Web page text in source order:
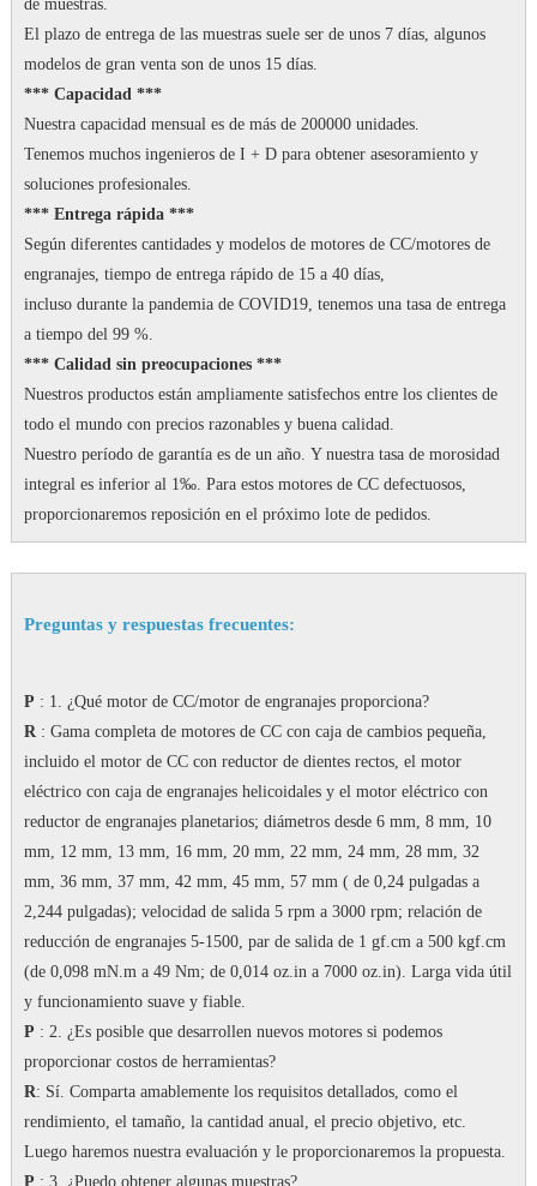
de muestras.
El plazo de entrega de las muestras suele ser de unos 7 días, algunos
modelos de gran venta son de unos 15 días.
*** Capacidad ***
Nuestra capacidad mensual es de más de 200000 unidades.
Tenemos muchos ingenieros de I + D para obtener asesoramiento y
soluciones profesionales.
*** Entrega rápida ***
Según diferentes cantidades y modelos de motores de CC/motores de
engranajes, tiempo de entrega rápido de 15 a 40 días,
incluso durante la pandemia de COVID19, tenemos una tasa de entrega
a tiempo del 99 %.
*** Calidad sin preocupaciones ***
Nuestros productos están ampliamente satisfechos entre los clientes de
todo el mundo con precios razonables y buena calidad.
Nuestro período de garantía es de un año. Y nuestra tasa de morosidad
integral es inferior al 1‰. Para estos motores de CC defectuosos,
proporcionaremos reposición en el próximo lote de pedidos.
Preguntas y respuestas frecuentes:
P : 1. ¿Qué motor de CC/motor de engranajes proporciona?
R: Gama completa de motores de CC con caja de cambios pequeña,
incluido el motor de CC con reductor de dientes rectos, el motor
eléctrico con caja de engranajes helicoidales y el motor eléctrico con
reductor de engranajes planetarios; diámetros desde 6 mm, 8 mm, 10
mm, 12 mm, 13 mm, 16 mm, 20 mm, 22 mm, 24 mm, 28 mm, 32
mm, 36 mm, 37 mm, 42 mm, 45 mm, 57 mm ( de 0,24 pulgadas a
2,244 pulgadas); velocidad de salida 5 rpm a 3000 rpm; relación de
reducción de engranajes 5-1500, par de salida de 1 gf.cm a 500 kgf.cm
(de 0,098 mN.m a 49 Nm; de 0,014 oz.in a 7000 oz.in). Larga vida útil
y funcionamiento suave y fiable.
P : 2. ¿Es posible que desarrollen nuevos motores si podemos
proporcionar costos de herramientas?
R: Sí. Comparta amablemente los requisitos detallados, como el
rendimiento, el tamaño, la cantidad anual, el precio objetivo, etc.
Luego haremos nuestra evaluación y le proporcionaremos la propuesta.
P : 3. ¿Puedo obtener algunas muestras?